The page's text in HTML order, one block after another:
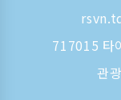
717015 타
관